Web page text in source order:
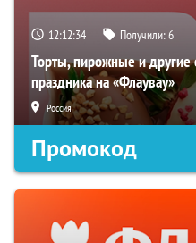
12:12:33 Получили:6
Торты, пирожные и другие
праздника на «Флаувау»
Россия
Промокод